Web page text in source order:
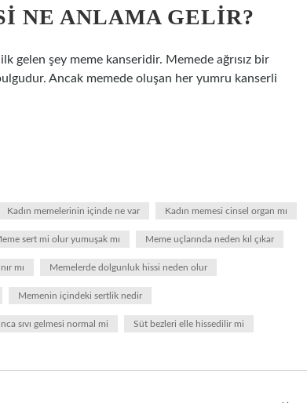
NE ANLAMA GELIR?
gelen şey meme kanseridir. Memede ağrısız bir
Ancak memede oluşan her yumru kanserli
Kadın memelerinin içinde ne var Kadın memesi cinsel organ mı
sert mi olur yumuşak mı Meme uçlarında neden kıl çıkar
mı Memelerde dolgunluk hissi neden olur
Memenin içindeki sertlik nedir
sıvı gelmesi normal mi Süt bezleri elle hissedilir mi